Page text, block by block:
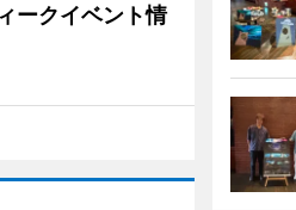
ークイベント情